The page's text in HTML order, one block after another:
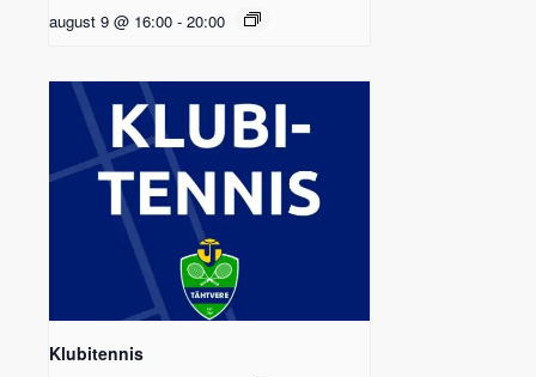
august 9 @ 16:00 - 20:00
Klubitennis